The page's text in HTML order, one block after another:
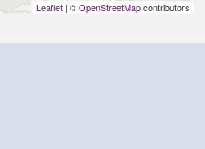
Leaflet | ©OpenStreetMapcontributors